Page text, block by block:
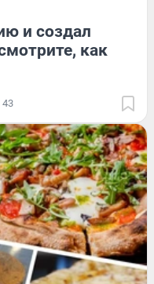
и создал
как
43